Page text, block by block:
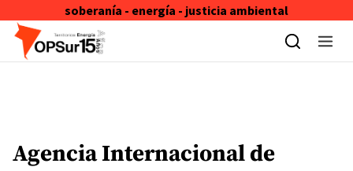
soberanía - energía - justicia ambiental
Skip to content
Agencia Internacional de